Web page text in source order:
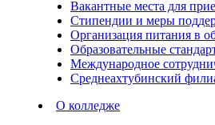
Вакантные места для
Стипендии и меры
Организация питания в
Образовательные
Международное
Среднеахтубинский
О колледже